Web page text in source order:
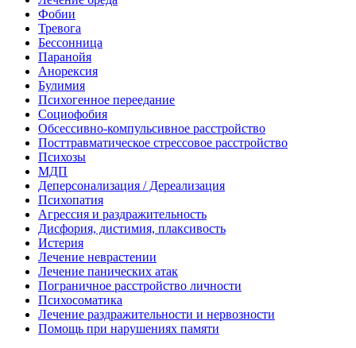
Фобии
Тревога
Бессонница
Паранойя
Анорексия
Булимия
Психогенное переедание
Социофобия
Обсессивно-компульсивное расстройство
Посттравматическое стрессовое расстройство
Психозы
МДП
Деперсонализация / Дереализация
Психопатия
Агрессия и раздражительность
Дисфория, дистимия, плаксивость
Истерия
Лечение неврастении
Лечение панических атак
Пограничное расстройство личности
Психосоматика
Лечение раздражительности и нервозности
Помощь при нарушениях памяти